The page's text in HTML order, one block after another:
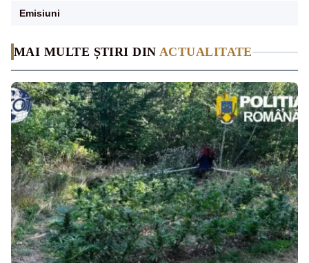
MAI MULTE ȘTIRI DIN ACTUALITATE
Emisiuni